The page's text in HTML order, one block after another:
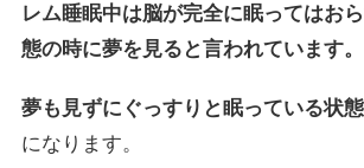
レム睡眠中は脳が完全に眠ってはお
態の時に夢を見ると言われています。
夢も見ずにぐっすりと眠っている状
になります。